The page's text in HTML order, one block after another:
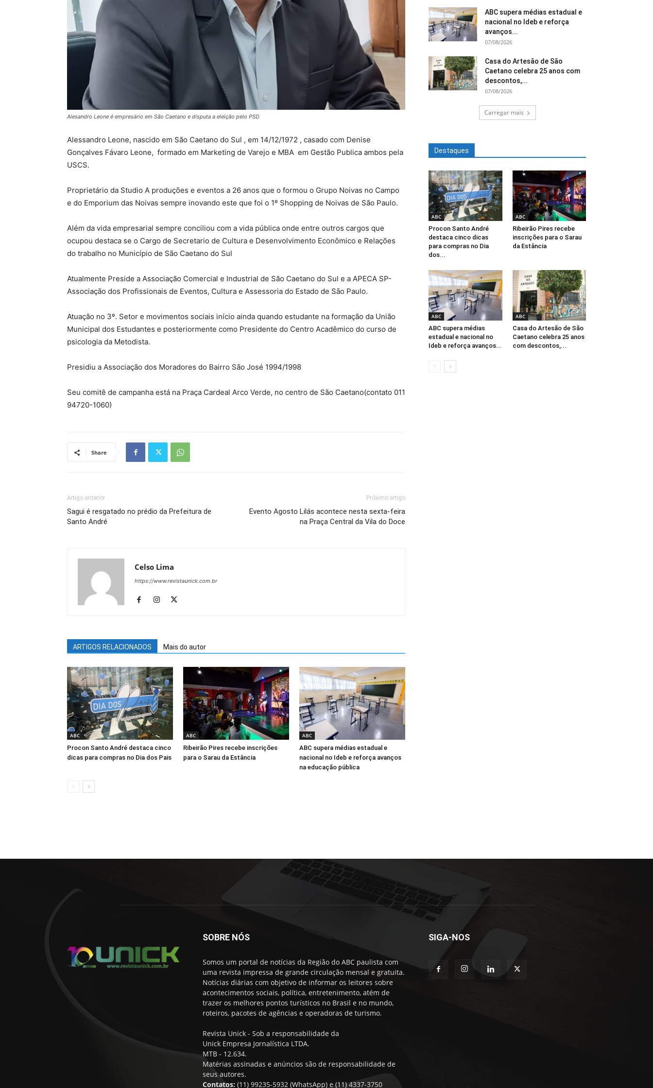
Alesandro Leone é empresário em São Caetano e disputa a eleição pelo PSD
Alessandro Leone, nascido em São Caetano do Sul , em 14/12/1972 , casado com Denise
Gonçalves Fávaro Leone, formado em Marketing de Varejo e MBA em Gestão Publica ambos pela
USCS.
Proprietário da Studio A produções e eventos a 26 anos que o formou o Grupo Noivas no Campo
e do Emporium das Noivas sempre inovando este que foi o 1º Shopping de Noivas de São Paulo.
Além da vida empresarial sempre conciliou com a vida pública onde entre outros cargos que
ocupou destaca se o Cargo de Secretario de Cultura e Desenvolvimento Econômico e Relações
do trabalho no Município de São Caetano do Sul
Atualmente Preside a Associação Comercial e Industrial de São Caetano do Sul e a APECA SP-
Associação dos Profissionais de Eventos, Cultura e Assessoria do Estado de São Paulo.
Atuação no 3º. Setor e movimentos sociais início ainda quando estudante na formação da União
Municipal dos Estudantes e posteriormente como Presidente do Centro Acadêmico do curso de
psicologia da Metodista.
Presidiu a Associação dos Moradores do Bairro São José 1994/1998
Seu comitê de campanha está na Praça Cardeal Arco Verde, no centro de São Caetano(contato 011
94720-1060)
Share
Artigo anterior
Sagui é resgatado no prédio da Prefeitura de
Santo André
Próximo artigo
Evento Agosto Lilás acontece nesta sexta-feira
na Praça Central da Vila do Doce
Celso Lima
https://www.revistaunick.com.br
ARTIGOS RELACIONADOS Mais do autor
ABC
Procon Santo André destaca cinco
dicas para compras no Dia dos Pais
ABC
Ribeirão Pires recebe inscrições
para o Sarau da Estância
ABC
ABC supera médias estadual e
nacional no Ideb e reforça avanços
na educação pública
ABC supera médias estadual e
nacional no Ideb e reforça
avanços...
07/08/2026
Casa do Artesão de São
Caetano celebra 25 anos com
descontos,...
07/08/2026
Carregar mais
Destaques
ABC
Procon Santo André
destaca cinco dicas
para compras no Dia
dos...
ABC
Ribeirão Pires recebe
inscrições para o Sarau
da Estância
ABC
ABC supera médias
estadual e nacional no
Ideb e reforça avanços...
ABC
Casa do Artesão de São
Caetano celebra 25 anos
com descontos,...
SOBRE NÓS
Somos um portal de notícias da Região do ABC paulista com
uma revista impressa de grande circulação mensal e gratuita.
Notícias diárias com objetivo de informar os leitores sobre
acontecimentos sociais, política, entretenimento, atém de
trazer os melhores pontos turísticos no Brasil e no mundo,
roteiros, pacotes de agências e operadoras de turismo.
Revista Unick - Sob a responsabilidade da
Unick Empresa Jornalística LTDA.
MTB - 12.634.
Matérias assinadas e anúncios são de responsabilidade de
seus autores.
Contatos: (11) 99235-5932 (WhatsApp) e (11) 4337-3750
SIGA-NOS